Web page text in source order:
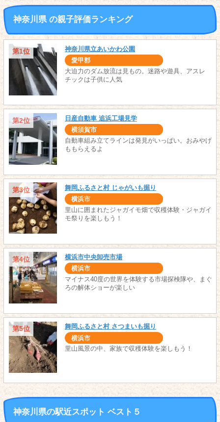
神奈川県 の親子評価ランキング
第1位 神奈川県立あいかわ公園
愛甲郡
大迫力のダム放流は見もの。迷路や遊具、アスレ
チックは子供に人気
第2位 日産自動車 追浜工場見学
横須賀市
自動車組み立てラインは発見がいっぱい。おみやげ
ももらえるよ
第3位 舞岡ふるさと村 じゃがいも掘り
横浜市
里山に囲まれたジャガイモ畑で収穫体験・ジャガイ
モ祭りを楽しもう！
第4位 横浜市中央卸売市場
横浜市
マイナス40度の世界を体験する市場探検隊や、まぐ
ろの解体ショーが楽しい
第5位 舞岡ふるさと村 さつまいも掘り
横浜市
里山風景の中、家族で収穫体験を楽しもう！
神奈川県の駅近スポット ベスト５